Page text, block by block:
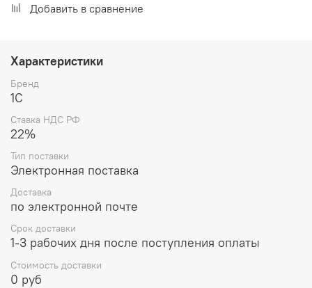
Добавить в сравнение
Характеристики
Бренд
1С
Ставка НДС РФ
22%
Тип поставки
Электронная поставка
Доставка
по электронной почте
Срок доставки
1-3 рабочих дня после поступления оплаты
Стоимость доставки
0 руб